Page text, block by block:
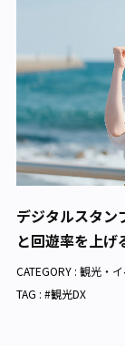
デジタルスタン
と回遊率を上げ
CATEGORY : 観光・
TAG : #観光DX